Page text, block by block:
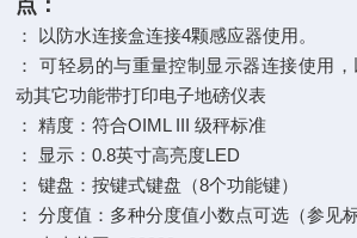
点：
： 以防水连接盒连接4颗感应器使用。
： 可轻易的与重量控制显示器连接使用
动其它功能带打印电子地磅仪表
： 精度：符合OIML III 级秤标准
： 显示：0.8英寸高亮度LED
： 键盘：按键式键盘（8个功能键）
： 分度值：多种分度值小数点可选（参见